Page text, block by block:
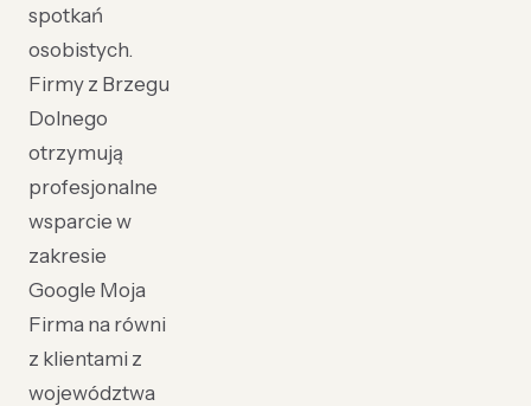
spotkań
osobistych.
Firmy z Brzegu
Dolnego
otrzymują
profesjonalne
wsparcie w
zakresie
Google Moja
Firma na równi
z klientami z
województwa